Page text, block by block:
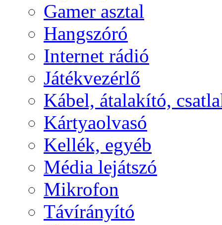
Gamer asztal
Hangszóró
Internet rádió
Játékvezérlő
Kábel, átalakító,
Kártyaolvasó
Kellék, egyéb
Média lejátszó
Mikrofon
Távírányító